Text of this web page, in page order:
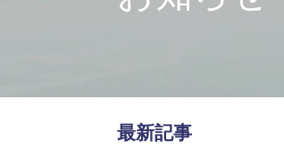
最新記事